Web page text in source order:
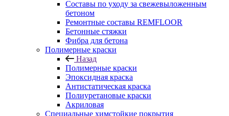
Составы по уходу за свежевыложенным
бетоном
Ремонтные составы REMFLOOR
Бетонные стяжки
Фибра для бетона
Полимерные краски
Назад
Полимерные краски
Эпоксидная краска
Антистатическая краска
Полиуретановые краски
Акриловая
Специальные химстойкие покрытия